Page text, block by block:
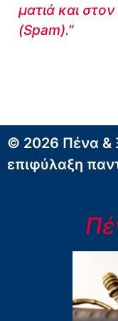
ματιά και
(Spam).”
© 2026 Πένα &
επιφύλαξη